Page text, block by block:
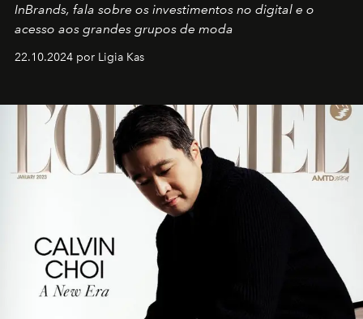
InBrands, fala sobre os investimentos no digital e o
acesso aos grandes grupos de moda
22.10.2024 por Ligia Kas